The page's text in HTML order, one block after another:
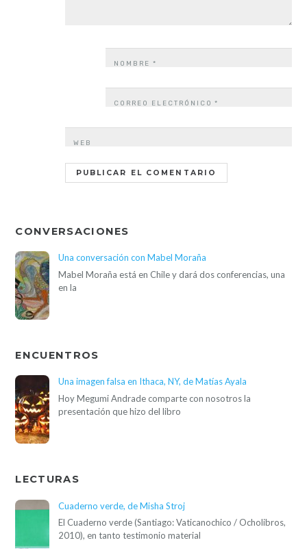
NOMBRE*
CORREO ELECTRÓNICO*
WEB
CONVERSACIONES
Una conversación con Mabel Moraña
Mabel Moraña está en Chile y dará dos conferencias, una
en la
ENCUENTROS
Una imagen falsa en Ithaca, NY, de Matías Ayala
Hoy Megumi Andrade comparte con nosotros la
presentación que hizo del libro
LECTURAS
Cuaderno verde, de Misha Stroj
El Cuaderno verde (Santiago: Vaticanochico / Ocholibros,
2010), en tanto testimonio material